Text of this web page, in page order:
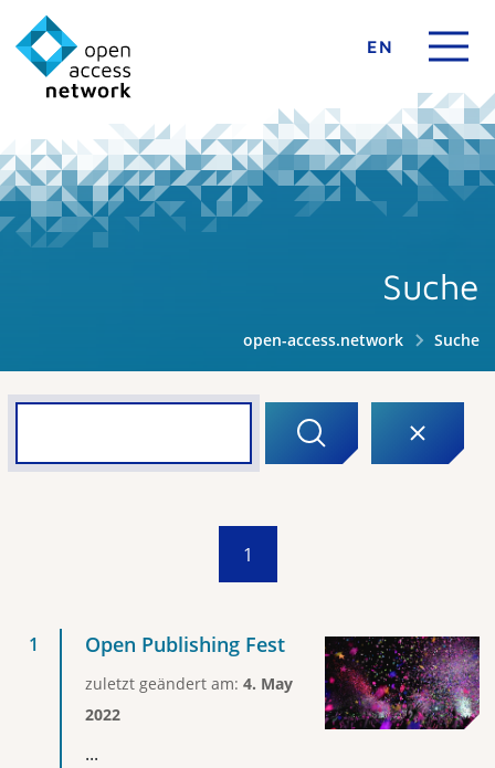
EN
Suche
open-access.network Suche
1
Open Publishing Fest
zuletzt geändert am: 4. May
2022
...